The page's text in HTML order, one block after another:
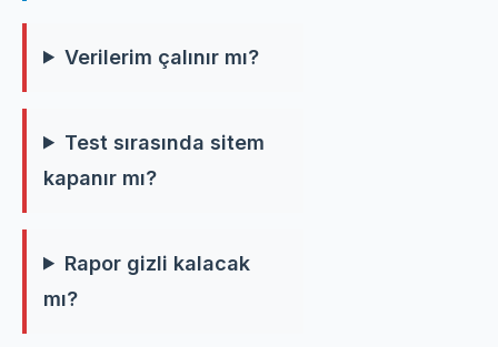
Verilerim çalınır mı?
Test sırasında sitem
kapanır mı?
Rapor gizli kalacak
mı?